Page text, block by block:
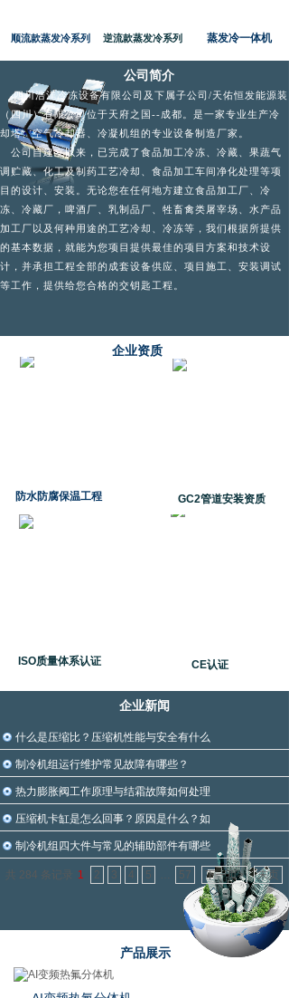
蒸发冷一体机
顺流款蒸发冷系列 逆流款蒸发冷系列
公司简介
四川浩洋冷冻设备有限公司及下属子公司/天佑恒发能源装
（四川）有限公司位于天府之国--成都。是一家专业生产冷
却塔、空气冷却器、冷凝机组的专业设备制造厂家。
公司自建立以来，已完成了食品加工冷冻、冷藏、果蔬气
调贮藏、化工及制药工艺冷却、食品加工车间净化处理等项
目的设计、安装。无论您在任何地方建立食品加工厂、冷
冻、冷藏厂，啤酒厂、乳制品厂、牲畜禽类屠宰场、水产品
加工厂以及何种用途的工艺冷却、冷冻等，我们根据所提供
的基本数据，就能为您项目提供最佳的项目方案和技术设
计，并承担工程全部的成套设备供应、项目施工、安装调试
等工作，提供给您合格的交钥匙工程。
企业资质
防水防腐保温工程 GC2管道安装资质
ISO质量体系认证 CE认证
企业新闻
什么是压缩比？压缩机性能与安全有什么
制冷机组运行维护常见故障有哪些？
热力膨胀阀工作原理与结霜故障如何处理
压缩机卡缸是怎么回事？原因是什么？如
制冷机组四大件与常见的辅助部件有哪些
共 284 条记录 1 2 3 4 5 … 57 下一页> 末页
产品展示